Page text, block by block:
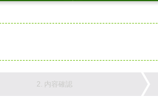
2. 内容確認